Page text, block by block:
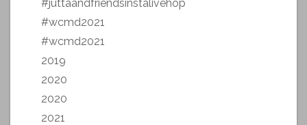
#juttaandfriendsinstalivehop
#wcmd2021
#wcmd2021
2019
2020
2020
2021